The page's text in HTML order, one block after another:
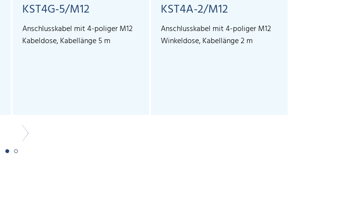
KST4G-5/M12
Anschlusskabel mit 4-poliger M12
Kabeldose, Kabellänge 5 m
KST4A-2/M12
Anschlusskabel mit 4-poliger M12
Winkeldose, Kabellänge 2 m